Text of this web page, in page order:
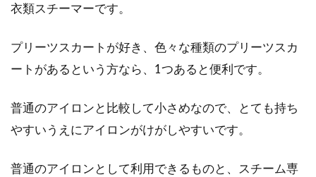
衣類スチーマーです。
プリーツスカートが好き、色々な種類のプリーツスカ
ートがあるという方なら、1つあると便利です。
普通のアイロンと比較して小さめなので、とても持ち
やすいうえにアイロンがけがしやすいです。
普通のアイロンとして利用できるものと、スチーム専